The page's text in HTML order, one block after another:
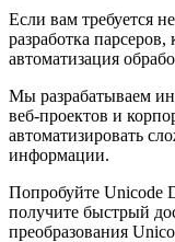
Если вам требуется
разработка
автоматизация
Мы разрабатываем
веб-проектов и
автоматизировать
информации.
Попробуйте Unicode
получите быстрый
преобразования